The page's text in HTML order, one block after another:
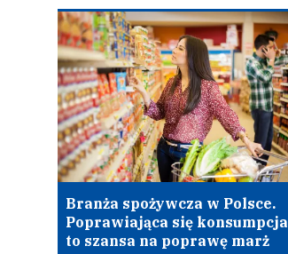
Branża spożywcza w Polsce.
Poprawiająca się konsumpcja
to szansa na poprawę marż